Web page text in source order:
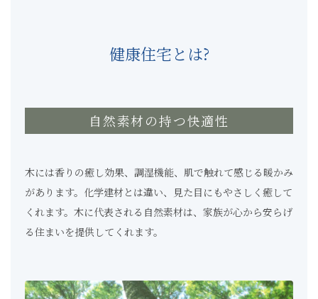
健康住宅とは?
自然素材の持つ快適性
木には香りの癒し効果、調湿機能、肌で触れて感じる暖かみ
があります。化学建材とは違い、見た目にもやさしく癒して
くれます。木に代表される自然素材は、家族が心から安らげ
る住まいを提供してくれます。